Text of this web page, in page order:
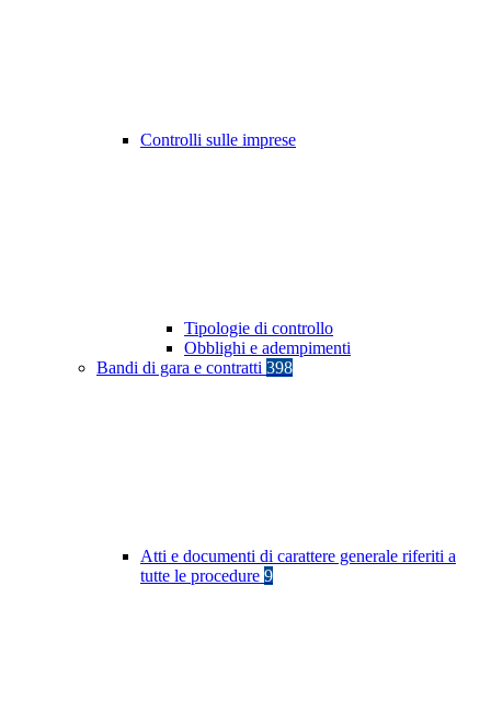
Controlli sulle imprese
Tipologie di controllo
Obblighi e adempimenti
Bandi di gara e contratti 398
Atti e documenti di carattere generale riferiti a
tutte le procedure 9